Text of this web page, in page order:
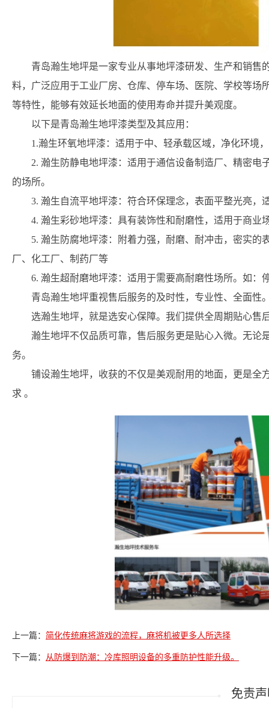
青岛瀚生地坪是一家专业从事地坪漆研发、生产和销
料，广泛应用于工业厂房、仓库、停车场、医院、学校等场
等特性，能够有效延长地面的使用寿命并提升美观度。
以下是青岛瀚生地坪漆类型及其应用：
1.瀚生环氧地坪漆：适用于中、轻承载区域，净化环境
2. 瀚生防静电地坪漆：适用于通信设备制造厂、精密
的场所。
3. 瀚生自流平地坪漆：符合环保理念，表面平整光亮
4. 瀚生彩砂地坪漆：具有装饰性和耐磨性，适用于商
5. 瀚生防腐地坪漆：附着力强，耐磨、耐冲击，密实
厂、化工厂、制药厂等
6. 瀚生超耐磨地坪漆：适用于需要高耐磨性场所。如：
青岛瀚生地坪重视售后服务的及时性，专业性、全面性
选瀚生地坪，就是选安心保障。我们提供全周期贴心售
瀚生地坪不仅品质可靠，售后服务更是贴心入微。无论
务。
铺设瀚生地坪，收获的不仅是美观耐用的地面，更是全
求 。
上一篇： 简化传统麻将游戏的流程，麻将机被更多人所选择
下一篇： 从防爆到防潮：冷库照明设备的多重防护性能升级。
免责